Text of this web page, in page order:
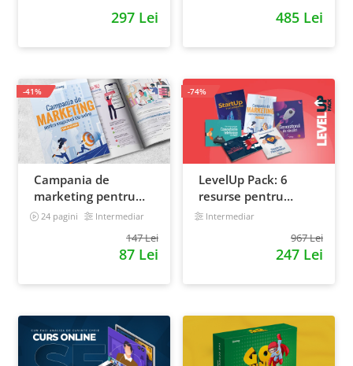
297 Lei 485 Lei
Campania de
marketing pentru
magazinul tau
24 pagini Intermediar
147 Lei
87 Lei
-41%
LevelUp Pack: 6
resurse pentru
antreprenorii care
Intermediar
967 Lei
247 Lei
-74%